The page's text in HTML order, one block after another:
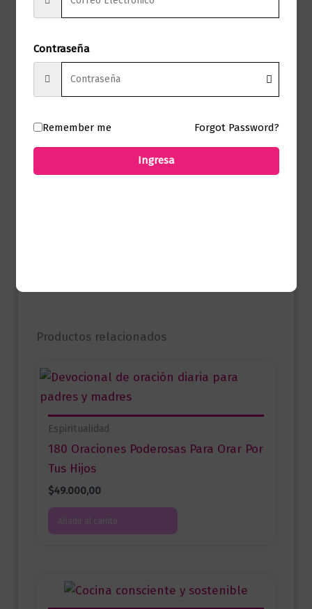
Sello
Formato
No hay valoraciones aún.
Productos relacionados
Espiritualidad
180 Oraciones Poderosas Para Orar Por
Tus Hijos
$49.000,00
Añadir al carrito
Contraseña
Remember me Forgot Password?
Ingresa